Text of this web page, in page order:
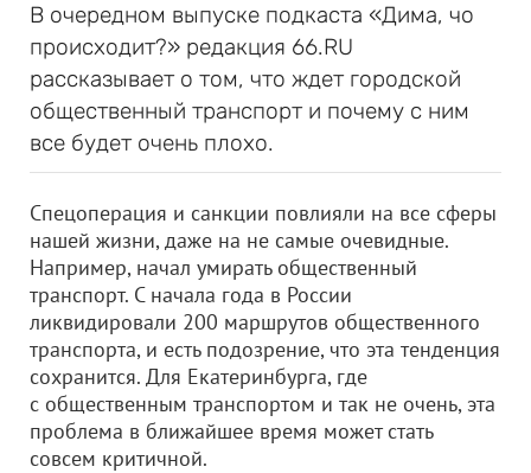
В очередном выпуске подкаста «Дима, чо
происходит?» редакция 66.RU
рассказывает о том, что ждет городской
общественный транспорт и почему с ним
все будет очень плохо.
Спецоперация и санкции повлияли на все сферы
нашей жизни, даже на не самые очевидные.
Например, начал умирать общественный
транспорт. С начала года в России
ликвидировали 200 маршрутов общественного
транспорта, и есть подозрение, что эта тенденция
сохранится. Для Екатеринбурга, где
с общественным транспортом и так не очень, эта
проблема в ближайшее время может стать
совсем критичной.